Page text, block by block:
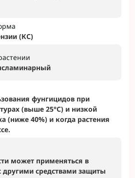
(КС)
фунгицидов при
(выше 25°С) и низкой
(ниже 40%) и когда растения
может применяться в
другими средствами защиты